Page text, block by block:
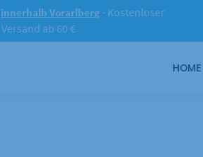
innerhalb Vorarlberg - Kostenloser
Versand ab 60 €
HOME